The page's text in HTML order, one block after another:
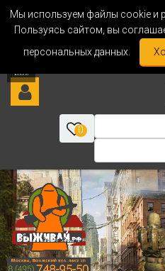
Мы используем файлы cookie и
Пользуясь сайтом, вы
персональных данных.
0